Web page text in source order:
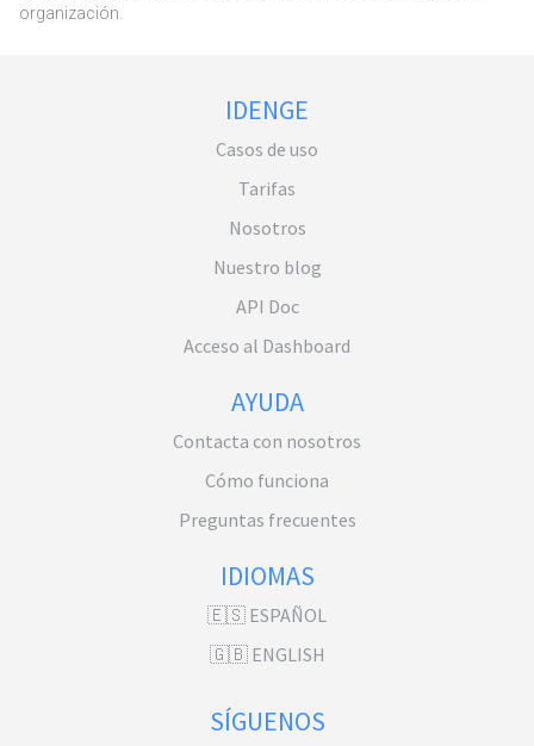
organización.
IDENGE
Casos de uso
Tarifas
Nosotros
Nuestro blog
API Doc
Acceso al Dashboard
AYUDA
Contacta con nosotros
Cómo funciona
Preguntas frecuentes
IDIOMAS
🇪🇸 ESPAÑOL
🇬🇧 ENGLISH
SÍGUENOS